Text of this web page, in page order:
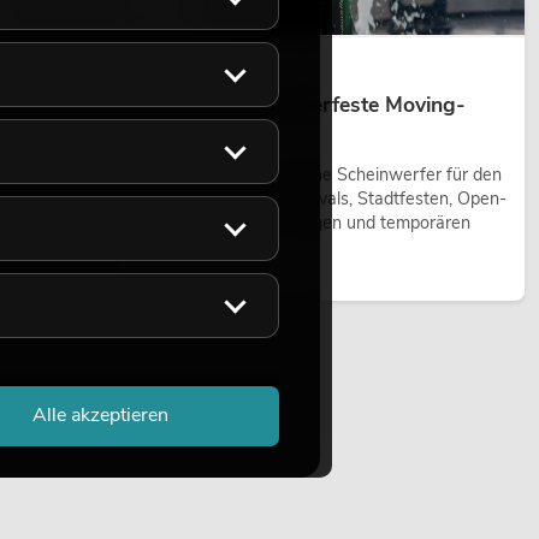
Outdoor Moving-Heads: Wetterfeste Moving-
Outdoor Moving-Heads sind bewegliche Scheinwerfer für den
Einsatz im Freien. Sie werden bei Festivals, Stadtfesten, Open-
Air-Konzerten, Architekturinszenierungen und temporären
Jetzt lesen
Alle akzeptieren